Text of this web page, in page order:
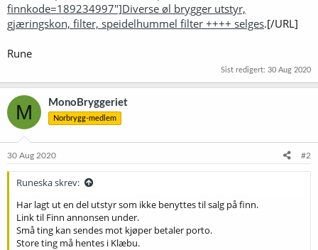
finnkode=189234997"]Diverse øl brygger utstyr,
gjæringskon, filter, speidelhummel filter ++++ selges.[/URL]
Rune
Sist redigert: 30 Aug 2020
M MonoBryggeriet
Norbrygg-medlem
30 Aug 2020 #2
Runeska skrev:
Har lagt ut en del utstyr som ikke benyttes til salg på finn.
Link til Finn annonsen under.
Små ting kan sendes mot kjøper betaler porto.
Store ting må hentes i Klæbu.